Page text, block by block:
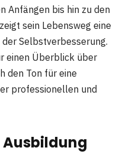
Anfängen bis hin zu den
sein Lebensweg eine
Selbstverbesserung.
einen Überblick über
den Ton für eine
professionellen und
Ausbildung